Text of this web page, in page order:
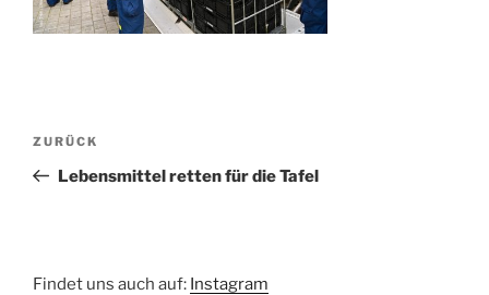
Beitragsnavigation
Vorheriger
Beitrag
ZURÜCK
Lebensmittel retten für die Tafel
Findet uns auch auf: Instagram